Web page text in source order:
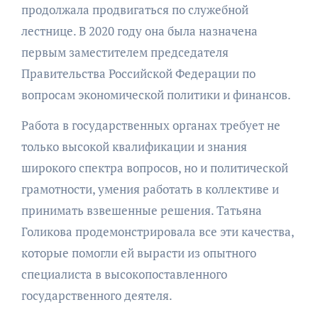
продолжала продвигаться по служебной
лестнице. В 2020 году она была назначена
первым заместителем председателя
Правительства Российской Федерации по
вопросам экономической политики и финансов.
Работа в государственных органах требует не
только высокой квалификации и знания
широкого спектра вопросов, но и политической
грамотности, умения работать в коллективе и
принимать взвешенные решения. Татьяна
Голикова продемонстрировала все эти качества,
которые помогли ей вырасти из опытного
специалиста в высокопоставленного
государственного деятеля.